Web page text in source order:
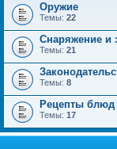
Оружие
Темы: 22
Снаряжение и
Темы: 21
Темы: 8
Рецепты блюд
Темы: 17